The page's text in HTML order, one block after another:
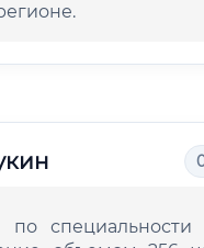
по специальности